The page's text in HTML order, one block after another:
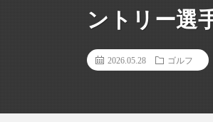
ントリー選
2026.05.28 ゴルフ